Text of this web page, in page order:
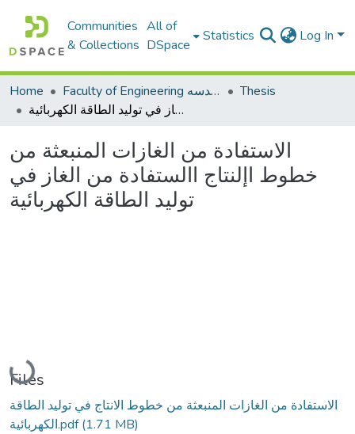
Communities
& Collections
All of
DSpace
Statistics Log In
Home Faculty of Engineering كلية الهندسه
Thesis
الاستفادة من الغازات المنبعثة من خطوط اإلنتاج االستفادة من الغاز في توليد الطاقة الكهربائية
الاستفادة من الغازات المنبعثة من
خطوط اإلنتاج االستفادة من الغاز في
توليد الطاقة الكهربائية
Loading...
Files
الاستفادة من الغازات المنبعثة من خطوط الانتاج في توليد الطاقة
الكهربائية.pdf(1.71 MB)